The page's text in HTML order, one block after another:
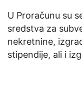
U Proračunu su
sredstva za
nekretnine,
stipendije, ali i